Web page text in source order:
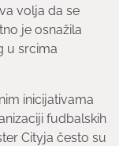
volja da se
je osnažila
u srcima
inicijativama
fudbalskih
Cityja često su